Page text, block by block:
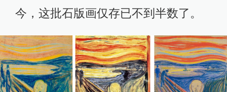
今，这批石版画仅存已不到半数了。